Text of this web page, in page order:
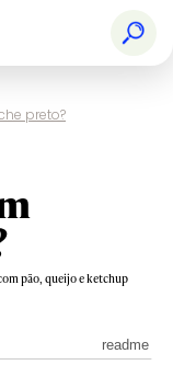
preto?
pão, queijo e ketchup
readme